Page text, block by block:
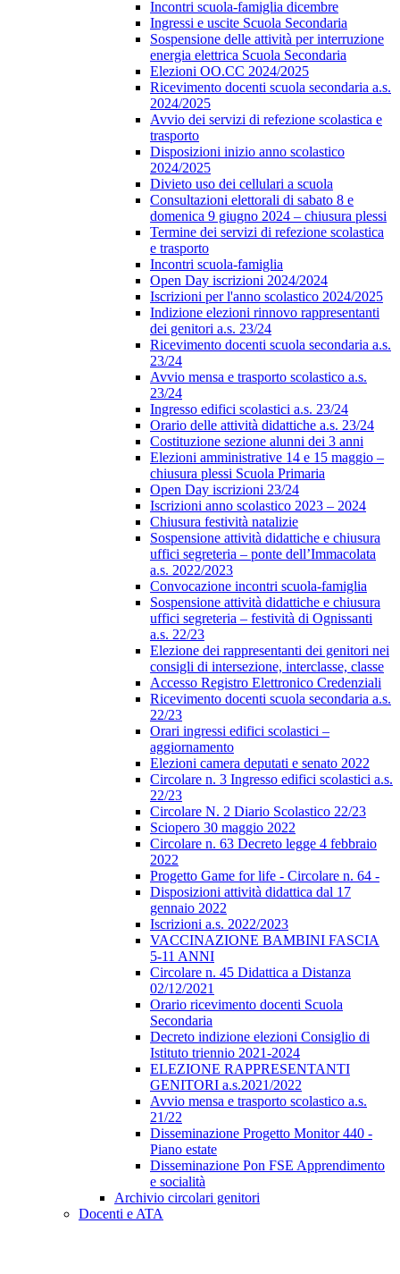
Incontri scuola-famiglia dicembre
Ingressi e uscite Scuola Secondaria
Sospensione delle attività per interruzione
energia elettrica Scuola Secondaria
Elezioni OO.CC 2024/2025
Ricevimento docenti scuola secondaria a.s.
2024/2025
Avvio dei servizi di refezione scolastica e
trasporto
Disposizioni inizio anno scolastico
2024/2025
Divieto uso dei cellulari a scuola
Consultazioni elettorali di sabato 8 e
domenica 9 giugno 2024 – chiusura plessi
Termine dei servizi di refezione scolastica
e trasporto
Incontri scuola-famiglia
Open Day iscrizioni 2024/2024
Iscrizioni per l'anno scolastico 2024/2025
Indizione elezioni rinnovo rappresentanti
dei genitori a.s. 23/24
Ricevimento docenti scuola secondaria a.s.
23/24
Avvio mensa e trasporto scolastico a.s.
23/24
Ingresso edifici scolastici a.s. 23/24
Orario delle attività didattiche a.s. 23/24
Costituzione sezione alunni dei 3 anni
Elezioni amministrative 14 e 15 maggio –
chiusura plessi Scuola Primaria
Open Day iscrizioni 23/24
Iscrizioni anno scolastico 2023 – 2024
Chiusura festività natalizie
Sospensione attività didattiche e chiusura
uffici segreteria – ponte dell’Immacolata
a.s. 2022/2023
Convocazione incontri scuola-famiglia
Sospensione attività didattiche e chiusura
uffici segreteria – festività di Ognissanti
a.s. 22/23
Elezione dei rappresentanti dei genitori nei
consigli di intersezione, interclasse, classe
Accesso Registro Elettronico Credenziali
Ricevimento docenti scuola secondaria a.s.
22/23
Orari ingressi edifici scolastici –
aggiornamento
Elezioni camera deputati e senato 2022
Circolare n. 3 Ingresso edifici scolastici a.s.
22/23
Circolare N. 2 Diario Scolastico 22/23
Sciopero 30 maggio 2022
Circolare n. 63 Decreto legge 4 febbraio
2022
Progetto Game for life - Circolare n. 64 -
Disposizioni attività didattica dal 17
gennaio 2022
Iscrizioni a.s. 2022/2023
VACCINAZIONE BAMBINI FASCIA
5-11 ANNI
Circolare n. 45 Didattica a Distanza
02/12/2021
Orario ricevimento docenti Scuola
Secondaria
Decreto indizione elezioni Consiglio di
Istituto triennio 2021-2024
ELEZIONE RAPPRESENTANTI
GENITORI a.s.2021/2022
Avvio mensa e trasporto scolastico a.s.
21/22
Disseminazione Progetto Monitor 440 -
Piano estate
Disseminazione Pon FSE Apprendimento
e socialità
Archivio circolari genitori
Docenti e ATA